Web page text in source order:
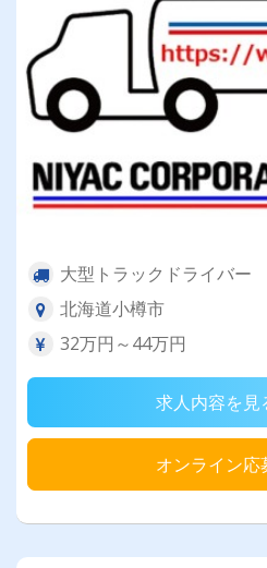
大型トラックドライバー
北海道小樽市
32万円～44万円
求人内容を見
オンライン応